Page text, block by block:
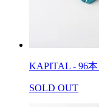
KAPITAL - 96
SOLD OUT